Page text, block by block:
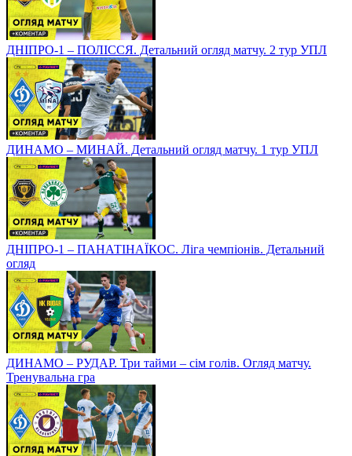
ДНІПРО-1 – ПОЛІССЯ. Детальний огляд матчу. 2 тур УПЛ
ДИНАМО – МИНАЙ. Детальний огляд матчу. 1 тур УПЛ
ДНІПРО-1 – ПАНАТІНАЇКОС. Ліга чемпіонів. Детальний
огляд
ДИНАМО – РУДАР. Три тайми – сім голів. Огляд матчу.
Тренувальна гра